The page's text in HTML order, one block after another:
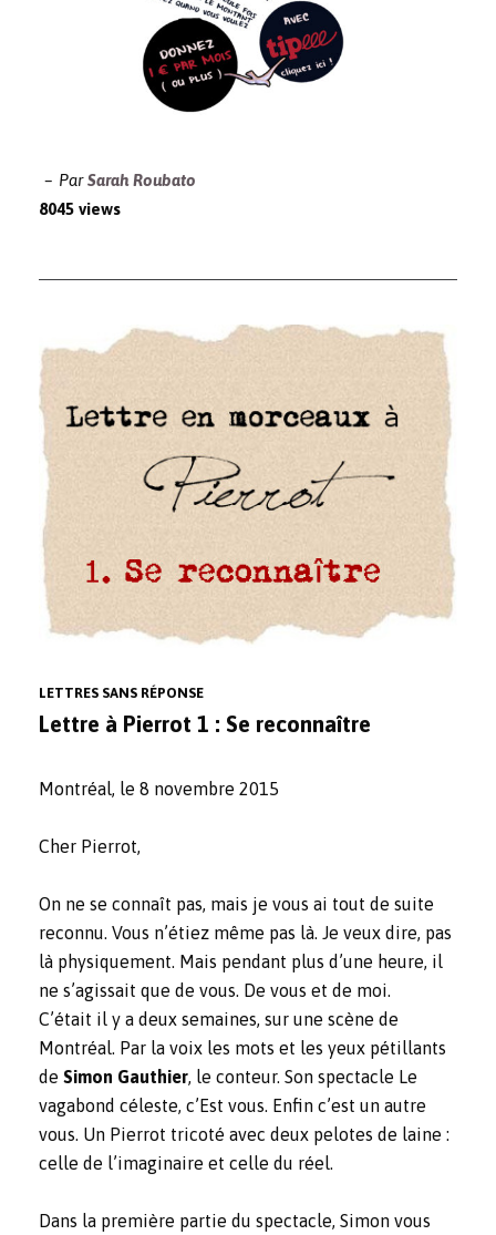
ParSarah Roubato
8045 views
LETTRES SANS RÉPONSE
Lettre à Pierrot 1 : Se reconnaître
Montréal, le 8 novembre 2015
Cher Pierrot,
On ne se connaît pas, mais je vous ai tout de suite
reconnu. Vous n’étiez même pas là. Je veux dire, pas
là physiquement. Mais pendant plus d’une heure, il
ne s’agissait que de vous. De vous et de moi.
C’était il y a deux semaines, sur une scène de
Montréal. Par la voix les mots et les yeux pétillants
de Simon Gauthier, le conteur. Son spectacle Le
vagabond céleste, c’Est vous. Enfin c’est un autre
vous. Un Pierrot tricoté avec deux pelotes de laine :
celle de l’imaginaire et celle du réel.
Dans la première partie du spectacle, Simon vous